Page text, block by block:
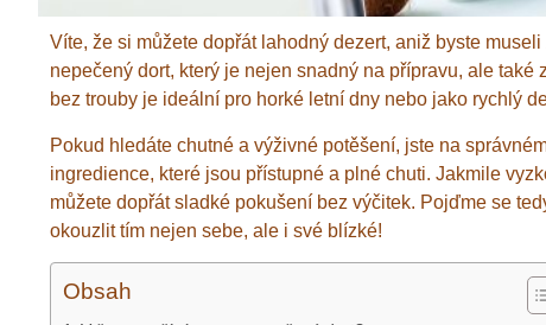
Víte, že si můžete dopřát lahodný dezert, aniž byste
nepečený dort, který je nejen snadný na přípravu, ale
bez trouby je ideální pro horké letní dny nebo jako rychlý
Pokud hledáte chutné a výživné potěšení, jste na
ingredience, které jsou přístupné a plné chuti. Jakmile
můžete dopřát sladké pokušení bez výčitek. Pojďme se
okouzlit tím nejen sebe, ale i své blízké!
Obsah